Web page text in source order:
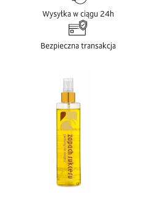
Wysyłka w ciągu 24h
Bezpieczna transakcja